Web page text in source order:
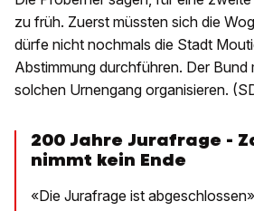
zu früh. Zuerst müssten sich die
dürfe nicht nochmals die Stadt
Abstimmung durchführen. Der Bund
solchen Urnengang organisieren.
200 Jahre Jurafrage -
nimmt kein Ende
«Die Jurafrage ist